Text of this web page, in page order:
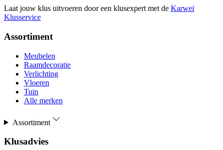
Laat jouw klus uitvoeren door een klusexpert met de Karwei
Klusservice
Assortiment
Meubelen
Raamdecoratie
Verlichting
Vloeren
Tuin
Alle merken
Assortiment
Klusadvies